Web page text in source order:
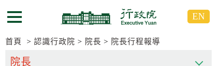
到
要
到
要
選單按鈕 EN
首頁 認識行政院 院長 院長行程報導